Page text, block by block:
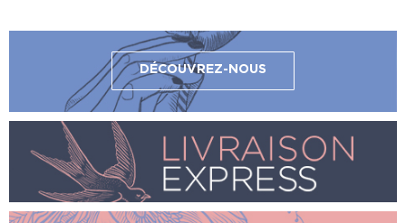
DÉCOUVREZ-NOUS